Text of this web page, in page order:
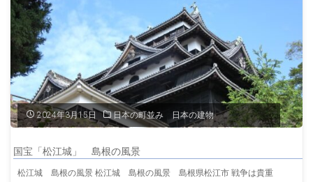
寺
奈
の
2024年3月15日 日本の町並み 日本の建物
国宝「松江城」 島根の風景
松江城 島根の風景 松江城 島根の風景 島根県松江市 戦争は貴重